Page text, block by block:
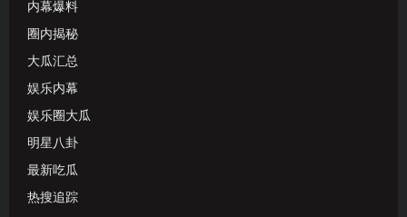
内幕爆料
圈内揭秘
大瓜汇总
娱乐内幕
娱乐圈大瓜
明星八卦
最新吃瓜
热搜追踪